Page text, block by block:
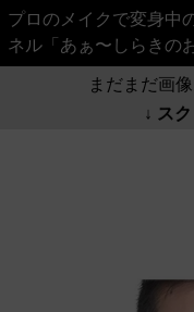
プロのメイクで変身中
ネル「あぁ〜しらきの
まだまだ画
↓ ス